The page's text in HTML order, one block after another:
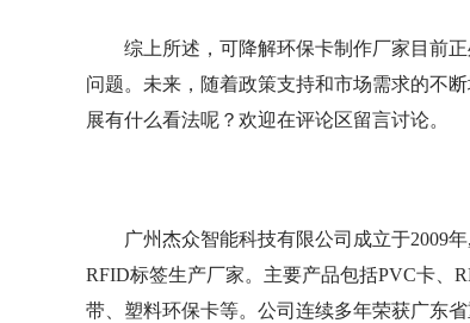
综上所述，可降解环保卡制作厂家目前
问题。未来，随着政策支持和市场需求的不
展有什么看法呢？欢迎在评论区留言讨论。
广州杰众智能科技有限公司成立于2009
RFID标签生产厂家。主要产品包括PVC卡、
带、塑料环保卡等。公司连续多年荣获广东